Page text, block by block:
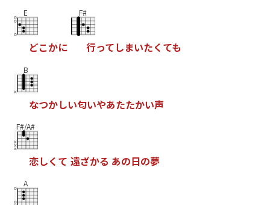
E
どこかに
F#
行ってしまいたく ても
B
なつかしい匂いやあたたかい声
F#/A#
恋しく て 遠ざかる あの日の夢
A